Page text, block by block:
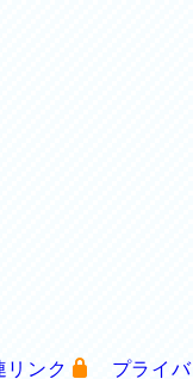
ンク プライ